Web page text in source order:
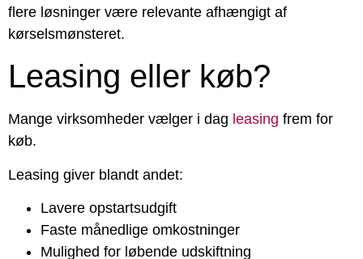
flere løsninger være relevante afhængigt af
kørselsmønsteret.
Leasing eller køb?
Mange virksomheder vælger i dag leasing frem for
køb.
Leasing giver blandt andet:
Lavere opstartsudgift
Faste månedlige omkostninger
Mulighed for løbende udskiftning